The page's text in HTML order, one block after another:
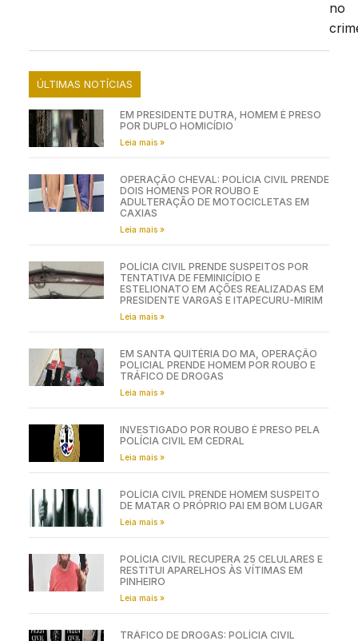
no
ÚLTIMAS NOTÍCIAS
EM PRESIDENTE DUTRA, HOMEM É PRESO
POR DUPLO HOMICÍDIO
Leia mais »
OPERAÇÃO CHEVAL: POLÍCIA CIVIL PRENDE
DOIS HOMENS POR ROUBO E
ADULTERAÇÃO DE MOTOCICLETAS EM
CAXIAS
Leia mais »
POLÍCIA CIVIL PRENDE SUSPEITOS POR
TENTATIVA DE FEMINICÍDIO E
ESTELIONATO EM AÇÕES REALIZADAS EM
PRESIDENTE VARGAS E ITAPECURU-MIRIM
Leia mais »
EM SANTA QUITÉRIA DO MA, OPERAÇÃO
POLICIAL PRENDE HOMEM POR ROUBO E
TRÁFICO DE DROGAS
Leia mais »
INVESTIGADO POR ROUBO É PRESO PELA
POLÍCIA CIVIL EM CEDRAL
Leia mais »
POLÍCIA CIVIL PRENDE HOMEM SUSPEITO
DE MATAR O PRÓPRIO PAI EM BOM LUGAR
Leia mais »
POLÍCIA CIVIL RECUPERA 25 CELULARES E
RESTITUI APARELHOS ÀS VÍTIMAS EM
PINHEIRO
Leia mais »
TRÁFICO DE DROGAS: POLÍCIA CIVIL